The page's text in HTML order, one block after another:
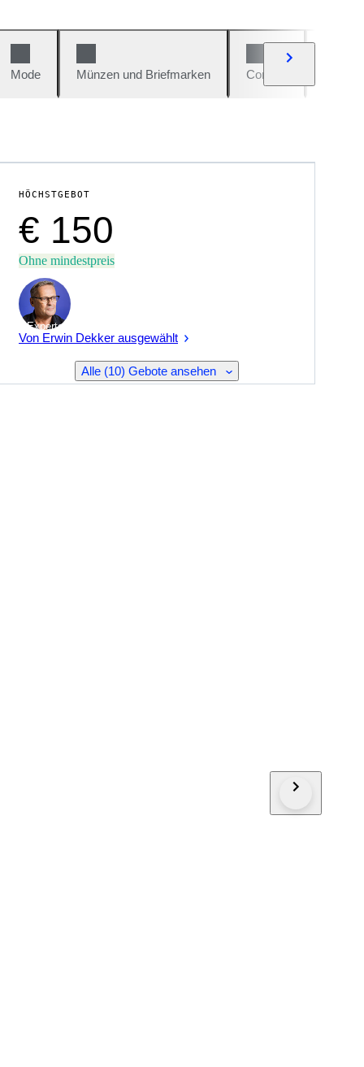
Mode Münzen und Briefmarken Comics
HÖCHSTGEBOT
€ 150
Ohne mindestpreis
Experte
Von Erwin Dekker ausgewählt
Alle (10) Gebote ansehen